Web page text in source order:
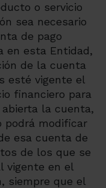
o servicio
sea necesario
de pago
en esta Entidad,
de la cuenta
esté vigente el
financiero para
la cuenta,
podrá modificar
esa cuenta de
de los que se
vigente en el
siempre que el